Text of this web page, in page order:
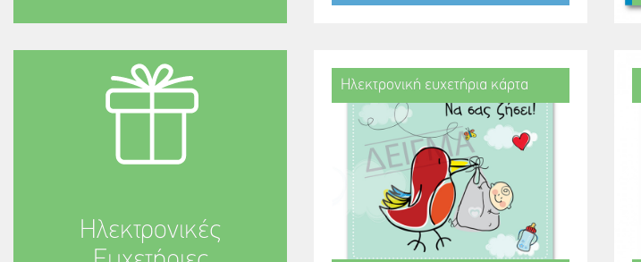
Ηλεκτρονικές
Ηλεκτρονική ευχετήρια κάρτα